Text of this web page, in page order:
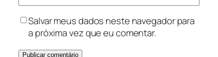
Salvar meus dados neste navegador para
a próxima vez que eu comentar.